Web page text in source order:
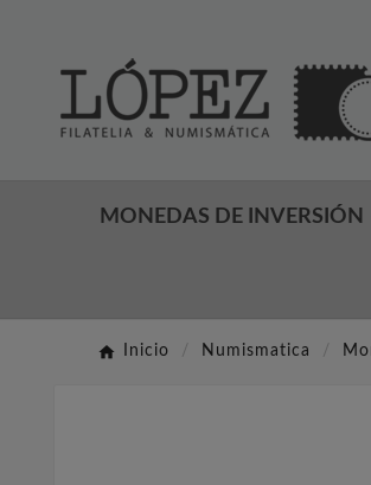
MONEDAS DE INVERSIÓN
Inicio Numismatica